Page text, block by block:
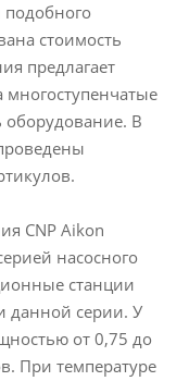
стоимость
предлагает
оборудование. В
CNP Aikon
насосного
станции
данной серии. У
от 0,75 до
При температуре